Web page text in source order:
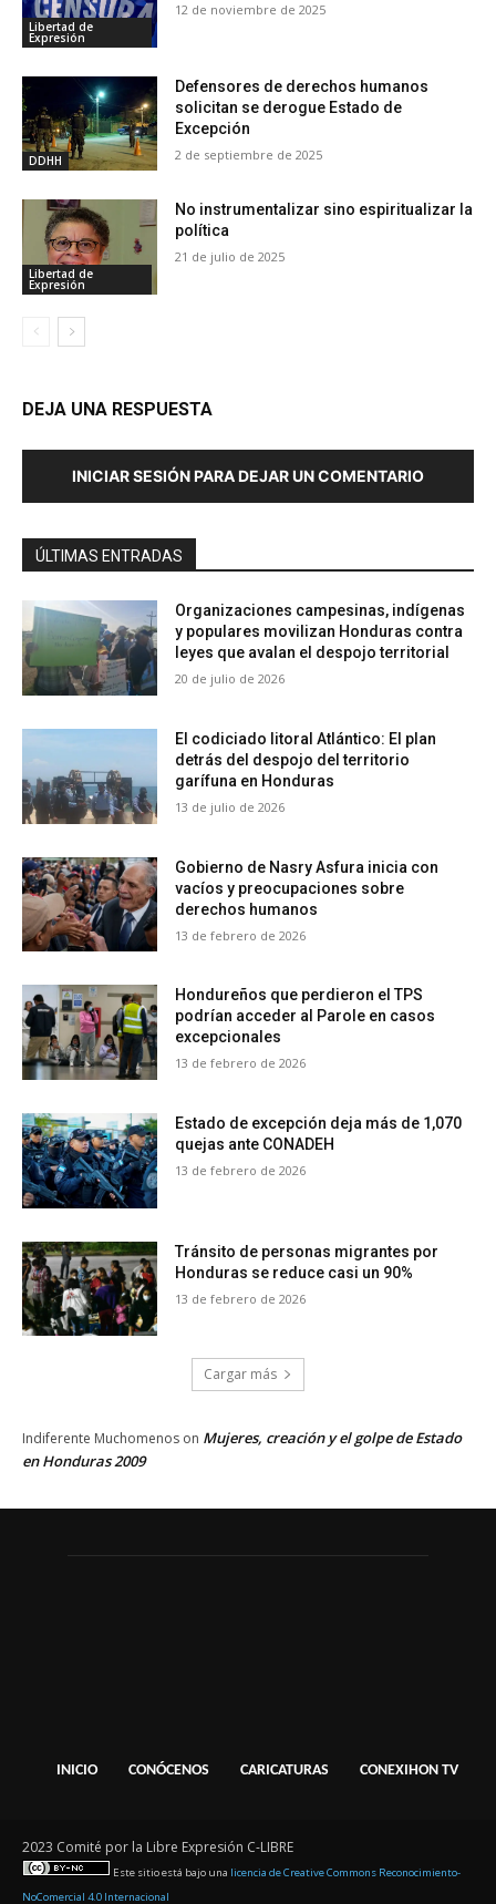
Libertad de
Expresión
12 de noviembre de 2025
DDHH
Defensores de derechos humanos
solicitan se derogue Estado de
Excepción
2 de septiembre de 2025
Libertad de
Expresión
No instrumentalizar sino espiritualizar la
política
21 de julio de 2025
DEJA UNA RESPUESTA
INICIAR SESIÓN PARA DEJAR UN COMENTARIO
ÚLTIMAS ENTRADAS
Organizaciones campesinas, indígenas
y populares movilizan Honduras contra
leyes que avalan el despojo territorial
20 de julio de 2026
El codiciado litoral Atlántico: El plan
detrás del despojo del territorio
garífuna en Honduras
13 de julio de 2026
Gobierno de Nasry Asfura inicia con
vacíos y preocupaciones sobre
derechos humanos
13 de febrero de 2026
Hondureños que perdieron el TPS
podrían acceder al Parole en casos
excepcionales
13 de febrero de 2026
Estado de excepción deja más de 1,070
quejas ante CONADEH
13 de febrero de 2026
Tránsito de personas migrantes por
Honduras se reduce casi un 90%
13 de febrero de 2026
Cargar más
Indiferente Muchomenos on Mujeres, creación y el golpe de Estado
en Honduras 2009
INICIO CONÓCENOS CARICATURAS CONEXIHON TV
2023 Comité por la Libre Expresión C-LIBRE
Este sitio está bajo una licencia de Creative Commons Reconocimiento-
NoComercial 4.0 Internacional